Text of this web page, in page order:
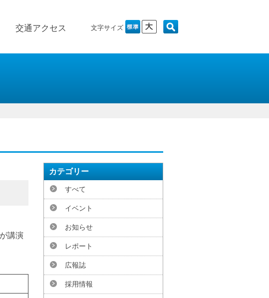
交通アクセス 文字サイズ 標準
講演
カテゴリー
すべて
イベント
お知らせ
レポート
広報誌
採用情報